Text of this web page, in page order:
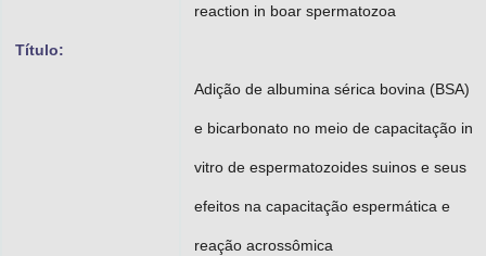
Título:
reaction in boar spermatozoa
Adição de albumina sérica bovina (BSA)
e bicarbonato no meio de capacitação in
vitro de espermatozoides suinos e seus
efeitos na capacitação espermática e
reação acrossômica